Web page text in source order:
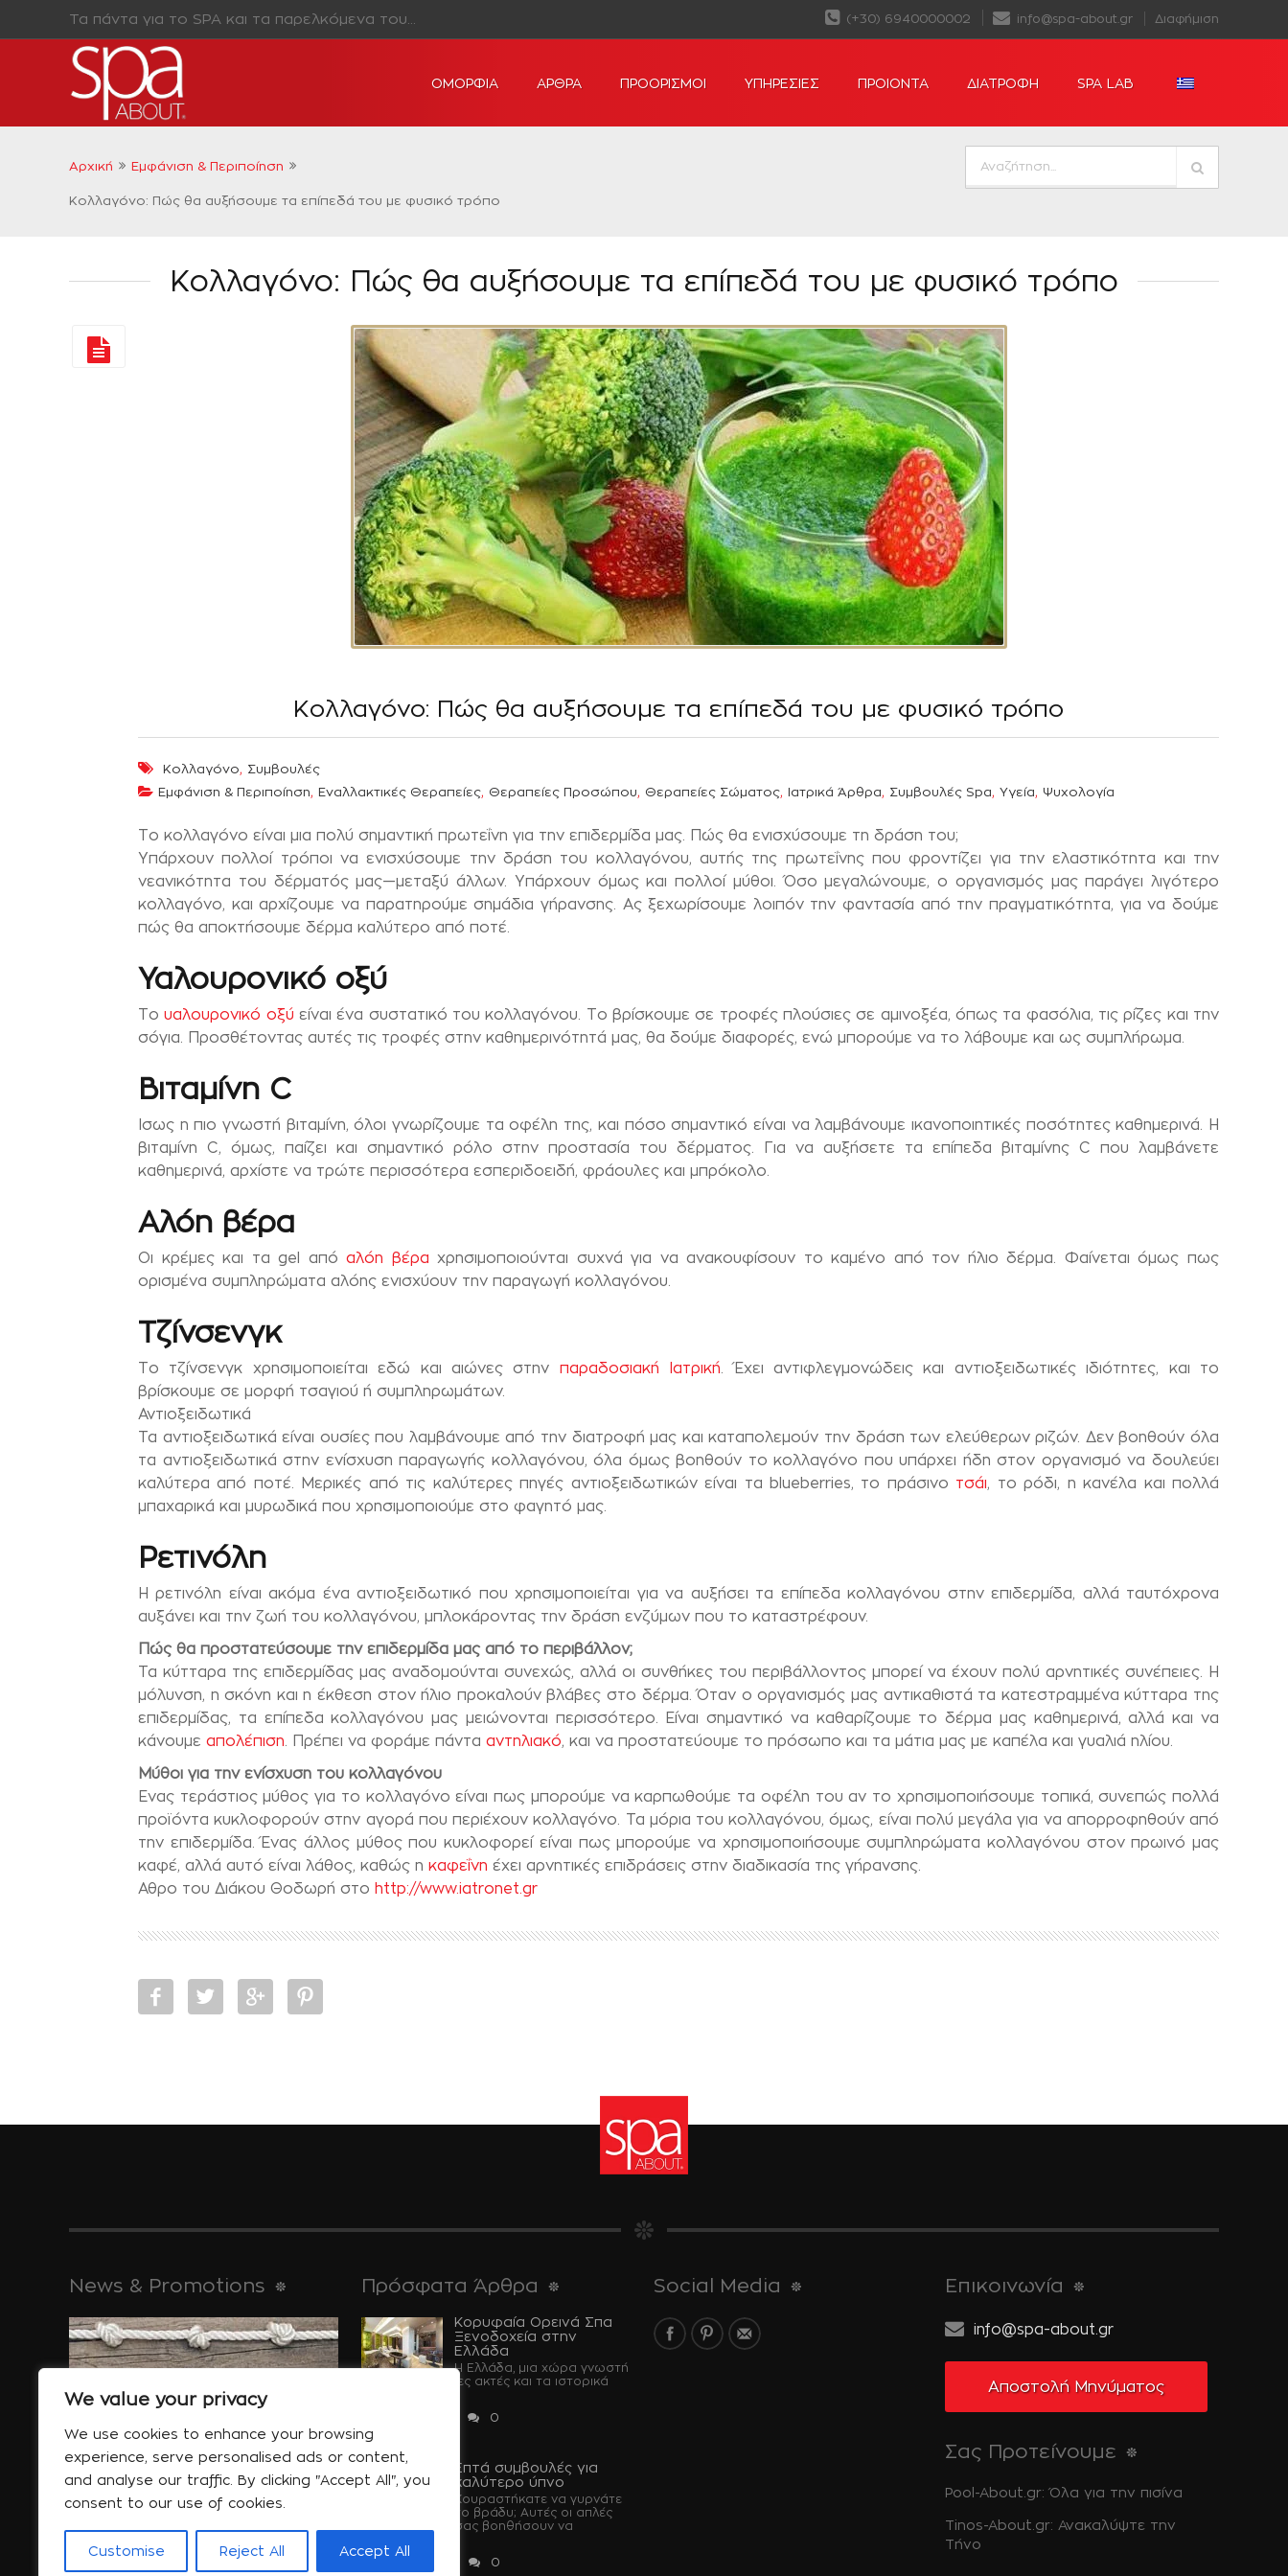
We value your privacy
We use cookies to enhance your browsing
experience, serve personalised ads or content,
and analyse our traffic. By clicking "Accept All", you
consent to our use of cookies.
Customise Reject All Accept All
Τα πάντα για το SPA και τα παρελκόμενα του… (+30) 6940000002 info@spa-about.gr Διαφήμιση
ΟΜΟΡΦΙΑ ΑΡΘΡΑ ΠΡΟΟΡΙΣΜΟΙ ΥΠΗΡΕΣΙΕΣ ΠΡΟΙΟΝΤΑ ΔΙΑΤΡΟΦΗ SPA LAB
Αρχική Εμφάνιση & Περιποίηση
Κολλαγόνο: Πώς θα αυξήσουμε τα επίπεδά του με φυσικό τρόπο
Κολλαγόνο: Πώς θα αυξήσουμε τα επίπεδά του με φυσικό τρόπο
Κολλαγόνο: Πώς θα αυξήσουμε τα επίπεδά του με φυσικό τρόπο
Κολλαγόνο, Συμβουλές
Εμφάνιση & Περιποίηση, Εναλλακτικές Θεραπείες, Θεραπείες Προσώπου, Θεραπείες Σώματος, Ιατρικά Άρθρα, Συμβουλές Spa, Υγεία, Ψυχολογία
Το κολλαγόνο είναι μια πολύ σημαντική πρωτεΐνη για την επιδερμίδα μας. Πώς θα ενισχύσουμε τη δράση του;
Υπάρχουν πολλοί τρόποι να ενισχύσουμε την δράση του κολλαγόνου, αυτής της πρωτεΐνης που φροντίζει για την ελαστικότητα και την
νεανικότητα του δέρματός μας—μεταξύ άλλων. Υπάρχουν όμως και πολλοί μύθοι. Όσο μεγαλώνουμε, ο οργανισμός μας παράγει λιγότερο
κολλαγόνο, και αρχίζουμε να παρατηρούμε σημάδια γήρανσης. Ας ξεχωρίσουμε λοιπόν την φαντασία από την πραγματικότητα, για να δούμε
πώς θα αποκτήσουμε δέρμα καλύτερο από ποτέ.
Υαλουρονικό οξύ
Τουαλουρονικό οξύ είναι ένα συστατικό του κολλαγόνου. Το βρίσκουμε σε τροφές πλούσιες σε αμινοξέα, όπως τα φασόλια, τις ρίζες και την
σόγια. Προσθέτοντας αυτές τις τροφές στην καθημερινότητά μας, θα δούμε διαφορές, ενώ μπορούμε να το λάβουμε και ως συμπλήρωμα.
Βιταμίνη C
Ισως η πιο γνωστή βιταμίνη, όλοι γνωρίζουμε τα οφέλη της, και πόσο σημαντικό είναι να λαμβάνουμε ικανοποιητικές ποσότητες καθημερινά. Η
βιταμίνη C, όμως, παίζει και σημαντικό ρόλο στην προστασία του δέρματος. Για να αυξήσετε τα επίπεδα βιταμίνης C που λαμβάνετε
καθημερινά, αρχίστε να τρώτε περισσότερα εσπεριδοειδή, φράουλες και μπρόκολο.
Αλόη βέρα
Οι κρέμες και τα gel απόαλόη βέρα χρησιμοποιούνται συχνά για να ανακουφίσουν το καμένο από τον ήλιο δέρμα. Φαίνεται όμως πως
ορισμένα συμπληρώματα αλόης ενισχύουν την παραγωγή κολλαγόνου.
Τζίνσενγκ
Το τζίνσενγκ χρησιμοποιείται εδώ και αιώνες στην παραδοσιακή Ιατρική . Έχει αντιφλεγμονώδεις και αντιοξειδωτικές ιδιότητες, και το
βρίσκουμε σε μορφή τσαγιού ή συμπληρωμάτων.
Αντιοξειδωτικά
Τα αντιοξειδωτικά είναι ουσίες που λαμβάνουμε από την διατροφή μας και καταπολεμούν την δράση των ελεύθερων ριζών. Δεν βοηθούν όλα
τα αντιοξειδωτικά στην ενίσχυση παραγωγής κολλαγόνου, όλα όμως βοηθούν το κολλαγόνο που υπάρχει ήδη στον οργανισμό να δουλεύει
καλύτερα από ποτέ. Μερικές από τις καλύτερες πηγές αντιοξειδωτικών είναι τα blueberries, το πράσινο τσάι, το ρόδι, η κανέλα και πολλά
μπαχαρικά και μυρωδικά που χρησιμοποιούμε στο φαγητό μας.
Ρετινόλη
Η ρετινόλη είναι ακόμα ένα αντιοξειδωτικό που χρησιμοποιείται για να αυξήσει τα επίπεδα κολλαγόνου στην επιδερμίδα, αλλά ταυτόχρονα
αυξάνει και την ζωή του κολλαγόνου, μπλοκάροντας την δράση ενζύμων που το καταστρέφουν.
Πώς θα προστατεύσουμε την επιδερμίδα μας από το περιβάλλον;
Τα κύτταρα της επιδερμίδας μας αναδομούνται συνεχώς, αλλά οι συνθήκες του περιβάλλοντος μπορεί να έχουν πολύ αρνητικές συνέπειες. Η
μόλυνση, η σκόνη και η έκθεση στον ήλιο προκαλούν βλάβες στο δέρμα. Όταν ο οργανισμός μας αντικαθιστά τα κατεστραμμένα κύτταρα της
επιδερμίδας, τα επίπεδα κολλαγόνου μας μειώνονται περισσότερο. Είναι σημαντικό να καθαρίζουμε το δέρμα μας καθημερινά, αλλά και να
κάνουμε απολέπιση . Πρέπει να φοράμε πάντα αντηλιακό, και να προστατεύουμε το πρόσωπο και τα μάτια μας με καπέλα και γυαλιά ηλίου.
Μύθοι για την ενίσχυση του κολλαγόνου
Ενας τεράστιος μύθος για το κολλαγόνο είναι πως μπορούμε να καρπωθούμε τα οφέλη του αν το χρησιμοποιήσουμε τοπικά, συνεπώς πολλά
προϊόντα κυκλοφορούν στην αγορά που περιέχουν κολλαγόνο. Τα μόρια του κολλαγόνου, όμως, είναι πολύ μεγάλα για να απορροφηθούν από
την επιδερμίδα. Ένας άλλος μύθος που κυκλοφορεί είναι πως μπορούμε να χρησιμοποιήσουμε συμπληρώματα κολλαγόνου στον πρωινό μας
καφέ, αλλά αυτό είναι λάθος, καθώς η καφεΐνη έχει αρνητικές επιδράσεις στην διαδικασία της γήρανσης.
Αθρο του Διάκου Θοδωρή στο http://www.iatronet.gr
News & Promotions
Ειδικές Προσφορές
Περισσότερα....
Πρόσφατα Άρθρα
Κορυφαία Ορεινά Σπα
Ξενοδοχεία στην
Ελλάδα
Η Ελλάδα, μια χώρα γνωστή
για τις απέραντες ακτές και τα ιστορικά
0
Επτά συμβουλές για
καλύτερο ύπνο
Κουραστήκατε να γυρνάτε
το βράδυ; Αυτές οι απλές
συμβουλές θα σας βοηθήσουν να
0
Social Media Επικοινωνία
info@spa-about.gr
Αποστολή Μηνύματος
Σας Προτείνουμε
Pool-About.gr: Όλα για την πισίνα
Tinos-About.gr: Ανακαλύψτε την
Τήνο